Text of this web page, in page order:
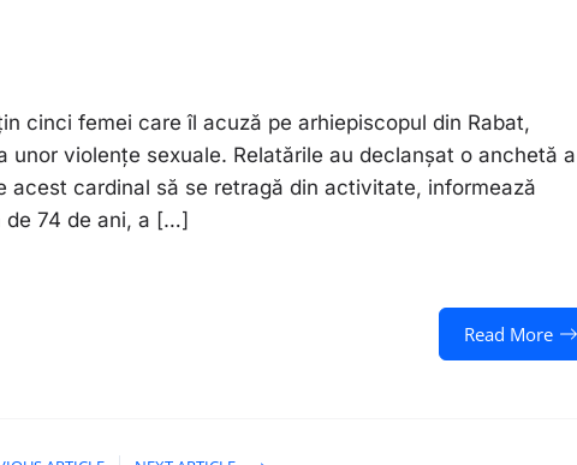
cinci femei care îl acuză pe arhiepiscopul din Rabat,
unor violenţe sexuale. Relatările au declanşat o anchetă a
acest cardinal să se retragă din activitate, informează
de 74 de ani, a […]
Read More